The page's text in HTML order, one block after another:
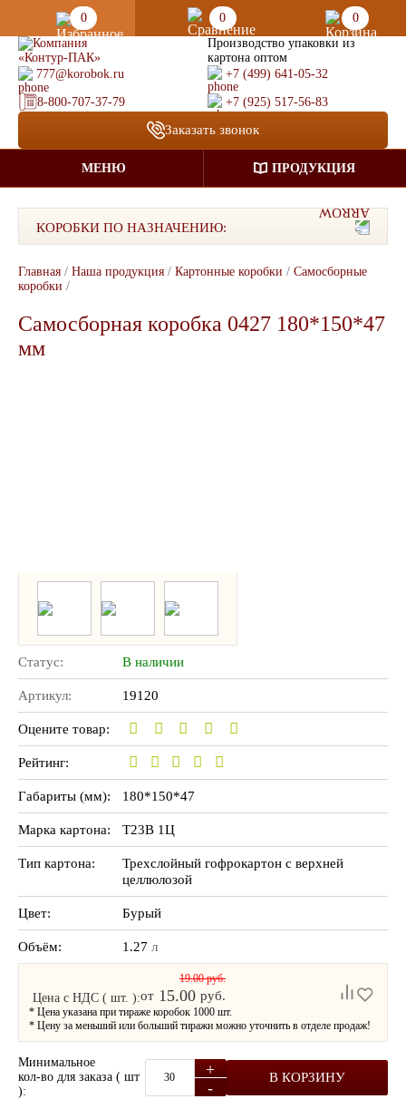
0 0
0
Производство упаковки из
картона оптом
777@korobok.ru
+7 (499) 641-05-32
8-800-707-37-79 +7 (925) 517-56-83
Заказать звонок
МЕНЮ ПРОДУКЦИЯ
КОРОБКИ ПО НАЗНАЧЕНИЮ:
Главная / Наша продукция / Картонные коробки / Самосборные
коробки /
Самосборная коробка 0427 180*150*47
мм
Статус: В наличии
Артикул: 19120
Оцените товар:
Рейтинг:
Габариты (мм): 180*150*47
Марка картона: Т23В 1Ц
Тип картона:
Трехслойный гофрокартон с верхней
целлюлозой
Цвет: Бурый
Объём: 1.27 л
Цена с НДС ( шт. ):
19.00 руб.
от 15.00 руб.
* Цена указана при тираже коробок 1000 шт.
* Цену за меньший или больший тиражи можно уточнить в отделе продаж!
Минимальное
кол-во для заказа ( шт
):
+
-
В КОРЗИНУ